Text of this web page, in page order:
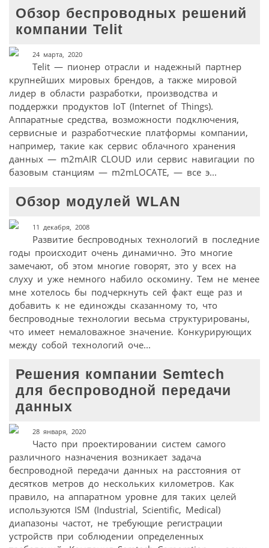
Обзор беспроводных решений
компании Telit
24 марта, 2020
Telit — пионер отрасли и надежный партнер
крупнейших мировых брендов, а также мировой
лидер в области разработки, производства и
поддержки продуктов IoT (Internet of Things).
Аппаратные средства, возможности подключения,
сервисные и разработческие платформы компании,
например, такие как сервис облачного хранения
данных — m2mAIR CLOUD или сервис навигации по
базовым станциям — m2mLOCATE, — все э...
Обзор модулей WLAN
11 декабря, 2008
Развитие беспроводных технологий в последние
годы происходит очень динамично. Это многие
замечают, об этом многие говорят, это у всех на
слуху и уже немного набило оскомину. Тем не менее
мне хотелось бы подчеркнуть сей факт еще раз и
добавить к не единожды сказанному то, что
беспроводные технологии весьма структурированы,
что имеет немаловажное значение. Конкурирующих
между собой технологий оче...
Решения компании Semtech
для беспроводной передачи
данных
28 января, 2020
Часто при проектировании систем самого
различного назначения возникает задача
беспроводной передачи данных на расстояния от
десятков метров до нескольких километров. Как
правило, на аппаратном уровне для таких целей
используются ISM (Industrial, Scientific, Medical)
диапазоны частот, не требующие регистрации
устройств при соблюдении определенных